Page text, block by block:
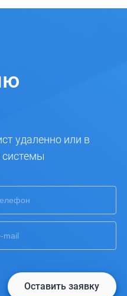
удаленно или в
Оставить заявку